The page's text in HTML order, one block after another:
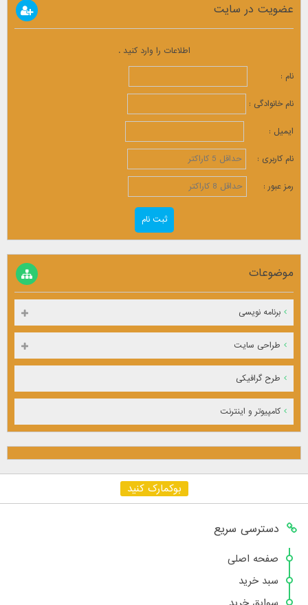
عضویت در سایت
اطلاعات را وارد کنید .
نام :
نام خانوادگی :
ایمیل :
نام کاربری :
رمز عبور :
موضوعات
برنامه نویسی
طراحی سایت
طرح گرافیکی
کامپیوتر و اینترنت
بوکمارک کنید
دسترسی سریع
صفحه اصلی
سبد خرید